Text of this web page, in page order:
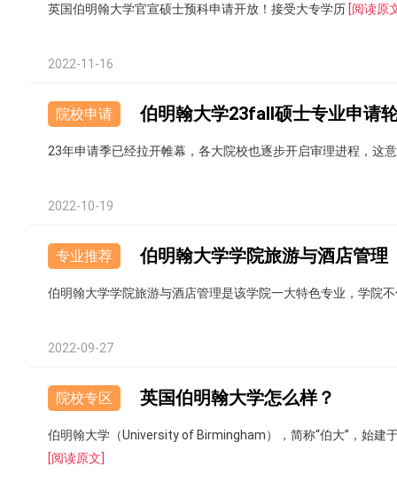
英国伯明翰大学官宣硕士预科申请开放！接受大专学历 [阅读原
2022-11-16
院校申请 伯明翰大学23fall硕士专业申请
23年申请季已经拉开帷幕，各大院校也逐步开启审理进程，这
2022-10-19
专业推荐 伯明翰大学学院旅游与酒店管理
伯明翰大学学院旅游与酒店管理是该学院一大特色专业，学院
2022-09-27
院校专区 英国伯明翰大学怎么样？
伯明翰大学（University of Birmingham），简称“伯大”，始建
[阅读原文]